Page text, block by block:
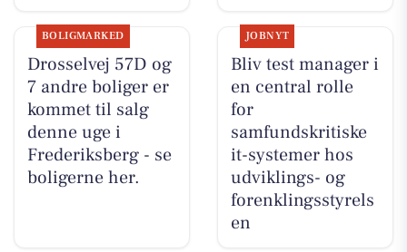
BOLIGMARKED
Drosselvej 57D og
7 andre boliger er
kommet til salg
denne uge i
Frederiksberg - se
boligerne her.
JOBNYT
Bliv test manager i
en central rolle
for
samfundskritiske
it-systemer hos
udviklings- og
forenklingsstyrels
en